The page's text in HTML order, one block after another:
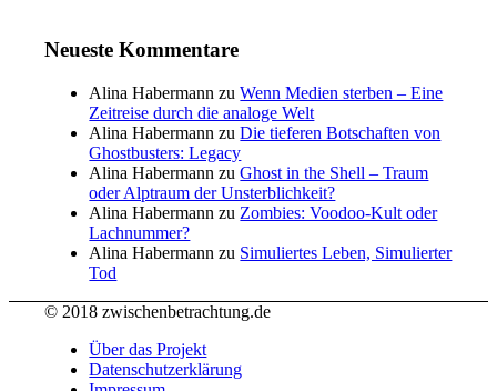
Neueste Kommentare
Alina Habermann zuWenn Medien sterben – Eine
Zeitreise durch die analoge Welt
Alina Habermann zuDie tieferen Botschaften von
Ghostbusters: Legacy
Alina Habermann zuGhost in the Shell – Traum
oder Alptraum der Unsterblichkeit?
Alina Habermann zu Zombies: Voodoo-Kult oder
Lachnummer?
Alina Habermann zu Simuliertes Leben, Simulierter
Tod
© 2018 zwischenbetrachtung.de
Über das Projekt
Datenschutzerklärung